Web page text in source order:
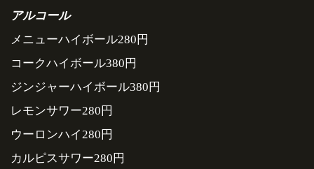
アルコール
メニューハイボール280円
コークハイボール380円
ジンジャーハイボール380円
レモンサワー280円
ウーロンハイ280円
カルピスサワー280円